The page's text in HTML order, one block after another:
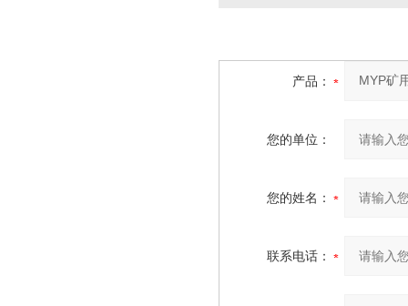
产品：
您的单位：
您的姓名：
联系电话：